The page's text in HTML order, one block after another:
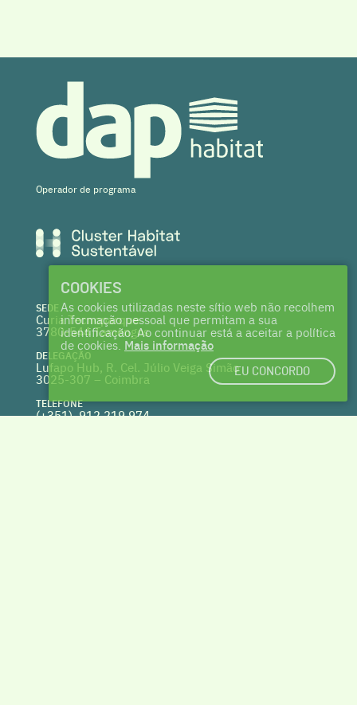
Operador de programa
SEDE
Curia Tecnoparque
3780-544 Tamengos
DELEGAÇÃO
Lufapo Hub, R. Cel. Júlio Veiga Simão
3025-307 – Coimbra
TELEFONE
(+351) 912 219 974
COOKIES
As cookies utilizadas neste sítio web não recolhem
informação pessoal que permitam a sua
identificação. Ao continuar está a aceitar a política
de cookies. Mais informação
EU CONCORDO